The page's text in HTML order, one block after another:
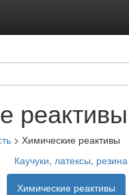
реактивы
> Химические реактивы
Каучуки, латексы, резина
Химические реактивы